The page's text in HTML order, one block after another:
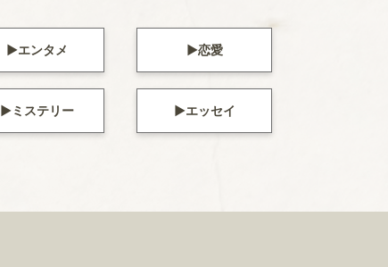
エンタメ 恋愛
ミステリー エッセイ